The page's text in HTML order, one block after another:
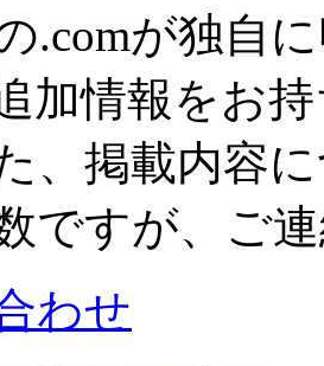
.comが独自
加情報をお
、掲載内容
ですが、ご
わせ